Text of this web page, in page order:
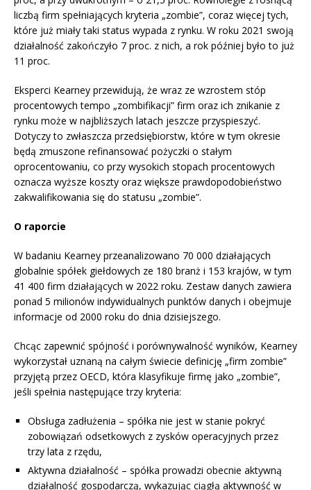
liczbą firm spełniających kryteria „zombie”, coraz więcej tych,
które już miały taki status wypada z rynku. W roku 2021 swoją
działalność zakończyło 7 proc. z nich, a rok później było to już
11 proc.
Eksperci Kearney przewidują, że wraz ze wzrostem stóp
procentowych tempo „zombifikacji” firm oraz ich znikanie z
rynku może w najbliższych latach jeszcze przyspieszyć.
Dotyczy to zwłaszcza przedsiębiorstw, które w tym okresie
będą zmuszone refinansować pożyczki o stałym
oprocentowaniu, co przy wysokich stopach procentowych
oznacza wyższe koszty oraz większe prawdopodobieństwo
zakwalifikowania się do statusu „zombie”.
O raporcie
W badaniu Kearney przeanalizowano 70 000 działających
globalnie spółek giełdowych ze 180 branż i 153 krajów, w tym
41 400 firm działających w 2022 roku. Zestaw danych zawiera
ponad 5 milionów indywidualnych punktów danych i obejmuje
informacje od 2000 roku do dnia dzisiejszego.
Chcąc zapewnić spójność i porównywalność wyników, Kearney
wykorzystał uznaną na całym świecie definicję „firm zombie”
przyjętą przez OECD, która klasyfikuje firmę jako „zombie”,
jeśli spełnia następujące trzy kryteria:
Obsługa zadłużenia – spółka nie jest w stanie pokryć
zobowiązań odsetkowych z zysków operacyjnych przez
trzy lata z rzędu,
Aktywna działalność – spółka prowadzi obecnie aktywną
działalność gospodarczą, wykazując ciągłą aktywność w